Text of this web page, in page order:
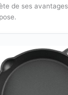
de ses